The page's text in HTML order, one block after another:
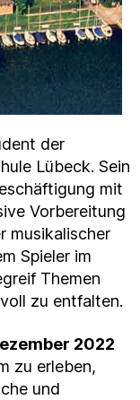
der
Lübeck. Sein
mit
Vorbereitung
musikalischer
Spieler im
Themen
zu entfalten.
2022
zu erleben,
und